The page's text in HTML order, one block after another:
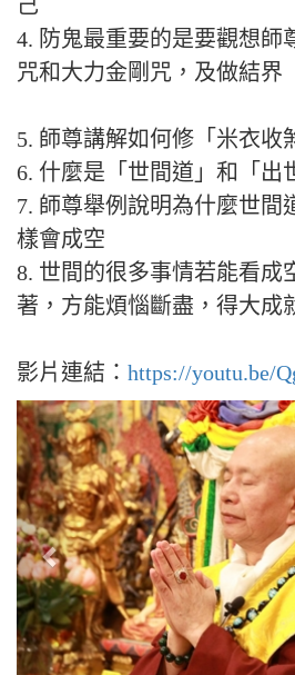
己
4. 防鬼最重要的是要觀想師
咒和大力金剛咒，及做結界
5. 師尊講解如何修「米衣收
6. 什麼是「世間道」和「出
7. 師尊舉例說明為什麼世間
樣會成空
8. 世間的很多事情若能看成
著，方能煩惱斷盡，得大成
影片連結： https://youtu.be/